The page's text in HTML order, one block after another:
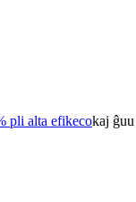
pli alta efikecokaj